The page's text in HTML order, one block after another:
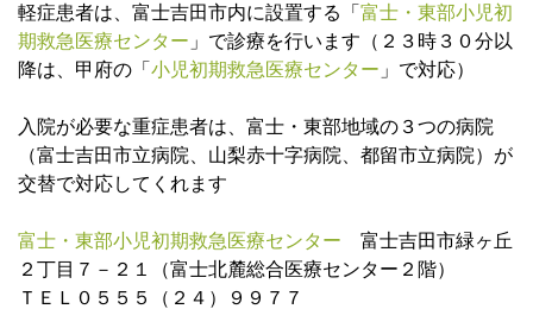
軽症患者は、富士吉田市内に設置する「 富士・東部小児初
期救急医療センター 」で診療を行います（２３時３０分以
降は、甲府の「 小児初期救急医療センター 」で対応）
入院が必要な重症患者は、富士・東部地域の３つの病院
（富士吉田市立病院、山梨赤十字病院、都留市立病院）が
交替で対応してくれます
富士・東部小児初期救急医療センター 富士吉田市緑ヶ丘
２丁目７－２１（富士北麓総合医療センター２階）
ＴＥＬ０５５５（２４）９９７７